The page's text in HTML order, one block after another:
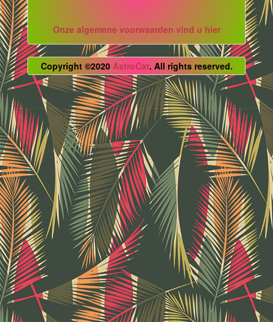
Onze algemene voorwaarden vind u hier
Copyright ©2020 AstroCat. All rights reserved.